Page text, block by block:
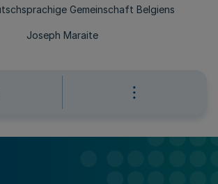
Gemeinschaft Belgiens
Joseph Maraite